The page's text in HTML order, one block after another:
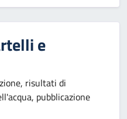
e
risultati di
pubblicazione